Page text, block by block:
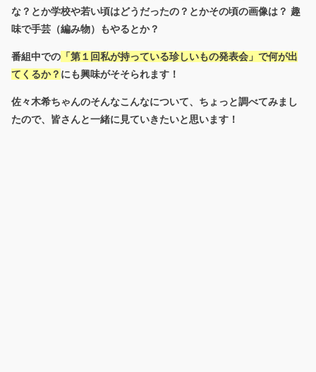
な？とか学校や若い頃はどうだったの？とかその頃の画像は？ 趣
味で手芸（編み物）もやるとか？
番組中での 「第１回私が持っている珍しいもの発表会」で何が出
てくるか？ にも興味がそそられます！
佐々木希ちゃんのそんなこんなについて、ちょっと調べてみまし
たので、皆さんと一緒に見ていきたいと思います！